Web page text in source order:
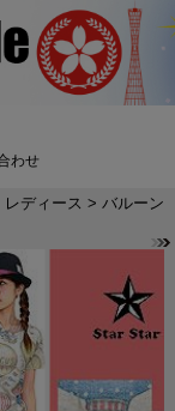
わせ
レディース > バルーン